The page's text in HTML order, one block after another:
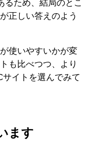
るため、結局のとこ
正しい答えのよう
使いやすいかが変
も比べつつ、より
イトを選んでみて
ます